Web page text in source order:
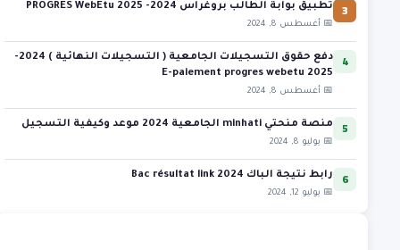
3 تطبيق بوابة الطالب بروغراس 2024- 2025 PROGRES WebEtu
📅 أغسطس 8, 2024
4
دفع حقوق التسجيلات الجامعية ( التسجيلات النهائية ) 2024-
2025 E-paiement progres webetu
📅 أغسطس 8, 2024
5 منصة منحتي minhati الجامعية 2024 موعد وكيفية التسجيل
📅 يوليو 8, 2024
6 رابط نتيجة الباك 2024 Bac résultat link
📅 يوليو 12, 2024